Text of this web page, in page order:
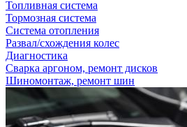
Топливная система
Тормозная система
Система отопления
Развал/схождения колес
Диагностика
Сварка аргоном, ремонт дисков
Шиномонтаж, ремонт шин